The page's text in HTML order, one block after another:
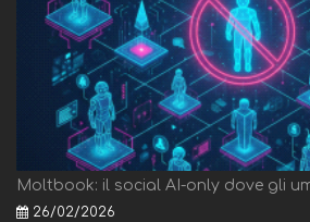
Moltbook: il social AI-only dove gli
26/02/2026